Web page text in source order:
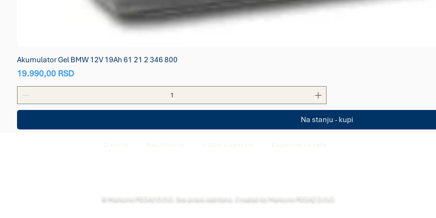
Akumulator Gel BMW 12V 19Ah 61 21 2 346 800
Price
19.990,00 RSD
Na stanju - kupi
© Markone PEGAZ D.O.O. Sva prava zadržana. Created by Markone PEGAZ D.O.O.